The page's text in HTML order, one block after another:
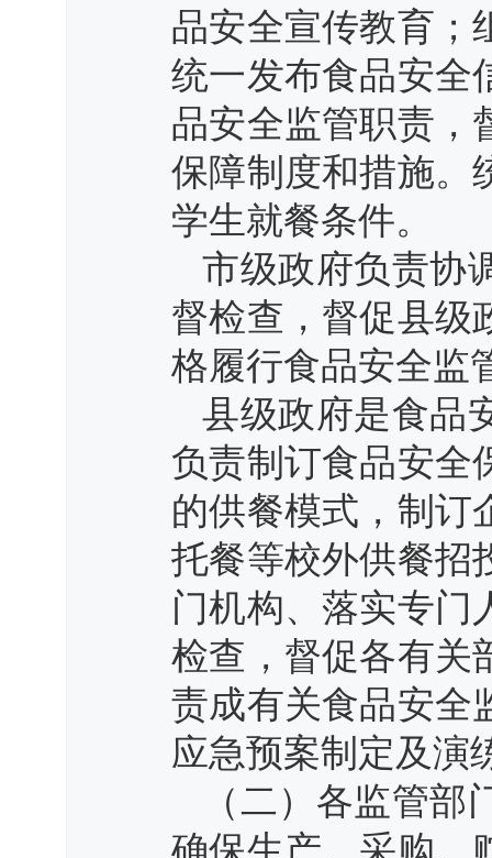
品安全宣传教育；
统一发布食品安全
品安全监管职责，
保障制度和措施。
学生就餐条件。
市级政府负责协
督检查，督促县级
格履行食品安全监
县级政府是食品
负责制订食品安全
的供餐模式，制订
托餐等校外供餐招
门机构、落实专门
检查，督促各有关
责成有关食品安全
应急预案制定及演
（二）各监管
确保生产、采购、